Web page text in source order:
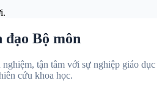
đạo Bộ môn
tận tâm với sự nghiệp giáo dục
cứu khoa học.